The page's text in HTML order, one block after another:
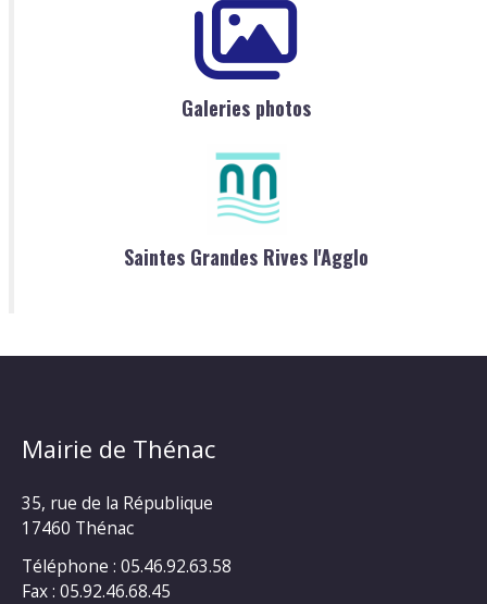
Galeries photos
Saintes Grandes Rives l'Agglo
Mairie de Thénac
35, rue de la République
17460 Thénac
Téléphone : 05.46.92.63.58
Fax : 05.92.46.68.45